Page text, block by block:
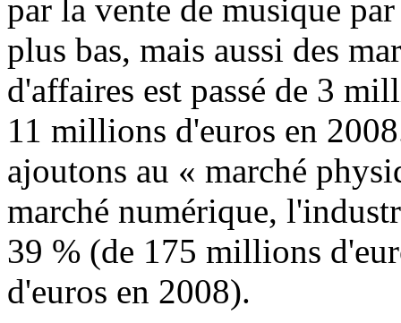
par la vente de musique
plus bas, mais aussi des
d'affaires est passé de 3
11 millions d'euros en
ajoutons au « marché
marché numérique,
39 % (de 175 millions
d'euros en 2008).